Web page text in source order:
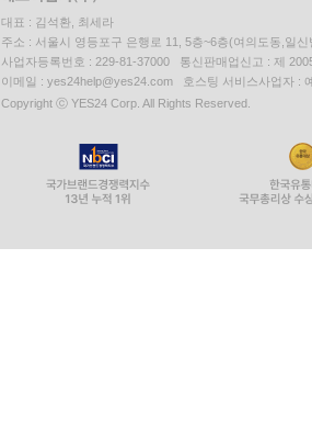
대표 : 김석환, 최세라
주소 : 서울시 영등포구 은행로 11, 5층~6층(여의도동,일신
사업자등록번호 : 229-81-37000 통신판매업신고 : 제
이메일 : yes24help@yes24.com 호스팅 서비스사업자 :
Copyright ⓒ YES24 Corp. All Rights Reserved.